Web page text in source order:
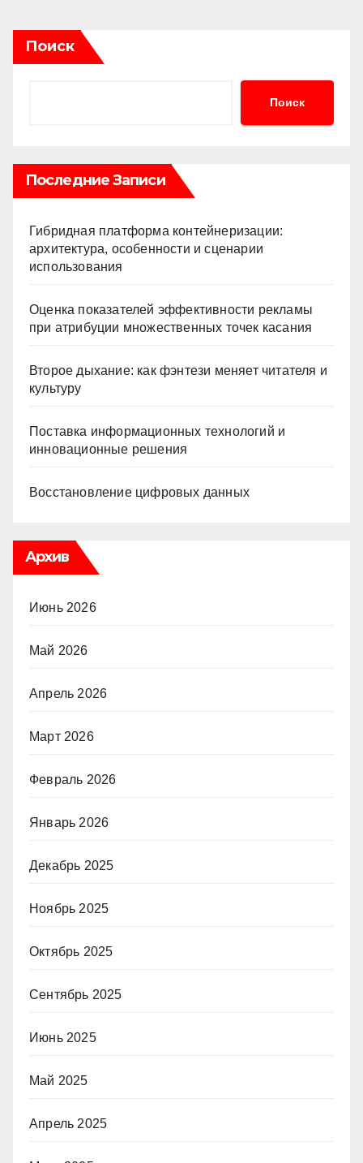
Поиск
Поиск
Последние Записи
Гибридная платформа контейнеризации:
архитектура, особенности и сценарии
использования
Оценка показателей эффективности рекламы
при атрибуции множественных точек касания
Второе дыхание: как фэнтези меняет читателя и
культуру
Поставка информационных технологий и
инновационные решения
Восстановление цифровых данных
Архив
Июнь 2026
Май 2026
Апрель 2026
Март 2026
Февраль 2026
Январь 2026
Декабрь 2025
Ноябрь 2025
Октябрь 2025
Сентябрь 2025
Июнь 2025
Май 2025
Апрель 2025